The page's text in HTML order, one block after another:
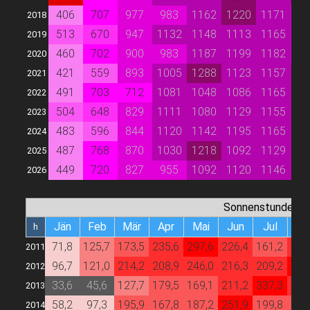
2018 406 707 977 983 1162 1220 1171
2019 513 670 947 1132 1148 1113 1165
2020 460 702 900 983 1187 1199 1182
2021 421 559 893 1005 1288 1123 1157
2022 491 703 712 1081 1048 1086 1165
2023 504 648 829 1111 1080 1129 1155
2024 483 596 844 1120 1142 1195 1165
2025 487 768 870 1030 1218 1092 1129
2026 449 720 827 955 1092 1120 1146
Sonnenstunden
h Jän Feb Mär Apr Mai Jun Jul
2011 71,8 125,7 173,5 235,6 297,6 226,4 161,2
2012 96,7 121,0 214,2 208,9 246,0 216,3 209,2
2013 33,6 45,6 127,7 179,5 169,1 211,2 337,3
2014 58,2 97,3 195,9 167,8 187,2 251,9 199,8